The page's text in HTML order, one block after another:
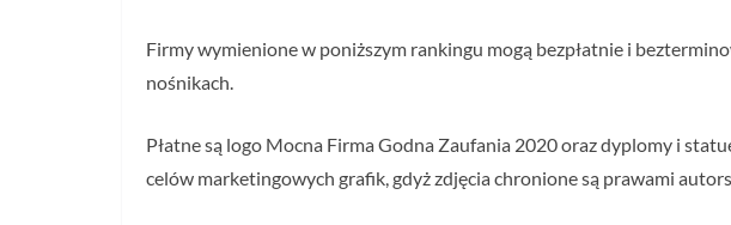
Firmy wymienione w poniższym rankingu mogą bezpłatnie i
nośnikach.
Płatne są logo Mocna Firma Godna Zaufania 2020 oraz dyplomy i
celów marketingowych grafik, gdyż zdjęcia chronione są prawami